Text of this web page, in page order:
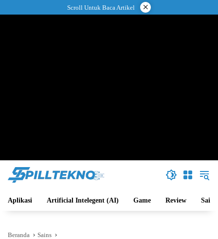
ke
Scroll Untuk Baca Artikel ×
Aplikasi Artificial Intelegent (AI) Game Review Sains
Beranda Sains